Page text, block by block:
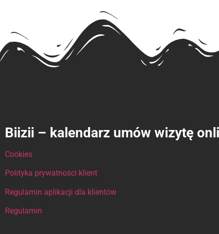
Biizii – kalendarz umów wizytę
Cookies
Polityka prywatności klient
Regulamin aplikacji dla klientów
Regulamin